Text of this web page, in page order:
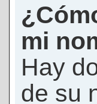
mi
Hay
de su